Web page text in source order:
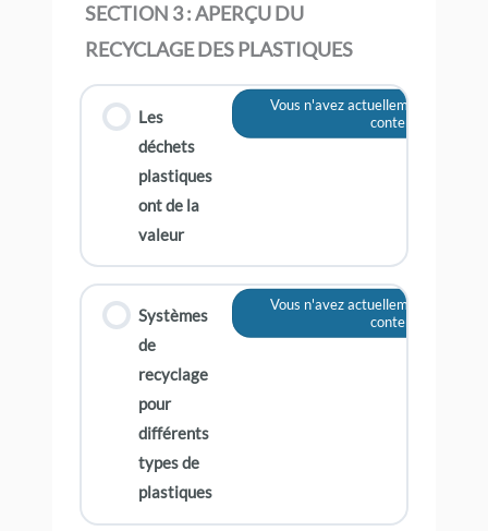
SECTION 3 : APERÇU DU
RECYCLAGE DES PLASTIQUES
Les
déchets
plastiques
ont de la
valeur
Vous n'avez actuellement pas
contenu
Systèmes
de
recyclage
pour
différents
types de
plastiques
Vous n'avez actuellement pas
contenu